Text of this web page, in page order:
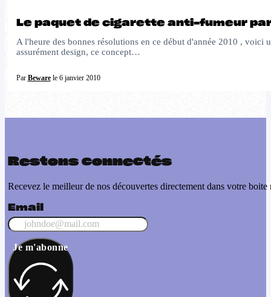
Le paquet de cigarette anti-fumeur par
A l'heure des bonnes résolutions en ce début d'année 2010 ,
assurément design, ce concept…
Par Bewarele 6 janvier 2010
Restons connectés
Recevez le meilleur de nos découvertes directement dans votre boite
Email
Je m'abonne